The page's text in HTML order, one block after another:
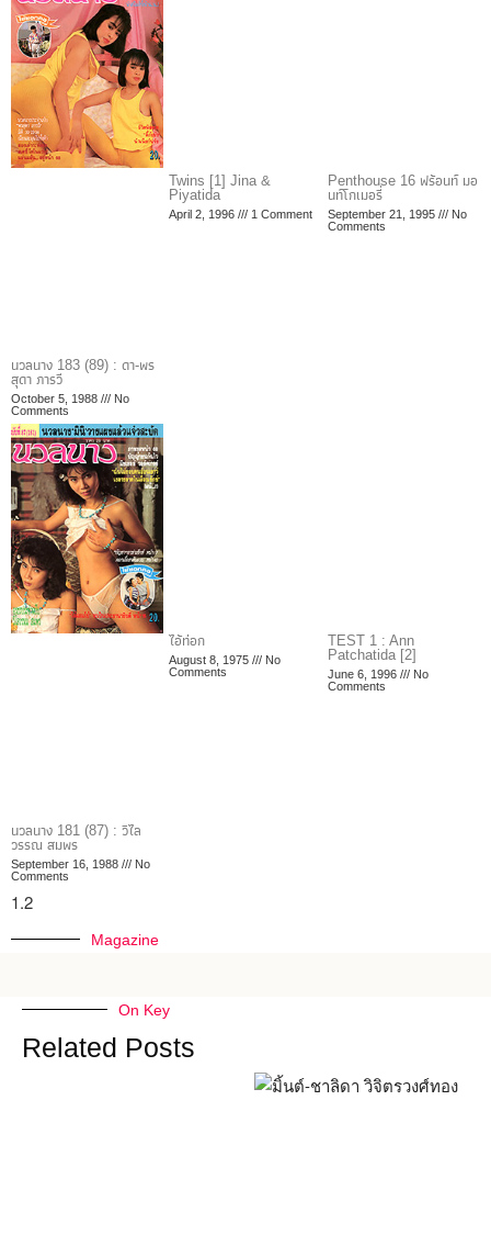
นวลนาง 183 (89) : ดา-พร
สุดา ภารวี
October 5, 1988
No
Comments
Twins [1] Jina &
Piyatida
April 2, 1996 1 Comment
Penthouse 16 ฟร้อนท์ มอ
นท์โกเมอรี่
September 21, 1995
No
Comments
นวลนาง 181 (87) : วิไล
วรรณ สมพร
September 16, 1988
No
Comments
ไอ้ท่อก
August 8, 1975
No
Comments
TEST 1 : Ann
Patchatida [2]
June 6, 1996
No
Comments
Magazine
On Key
Related Posts